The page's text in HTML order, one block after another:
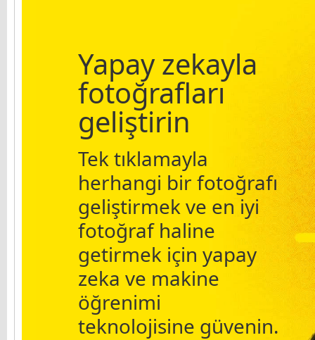
Yapay zekayla
fotoğrafları
geliştirin
Tek tıklamayla
herhangi bir fotoğrafı
geliştirmek ve en iyi
fotoğraf haline
getirmek için yapay
zeka ve makine
öğrenimi
teknolojisine güvenin.